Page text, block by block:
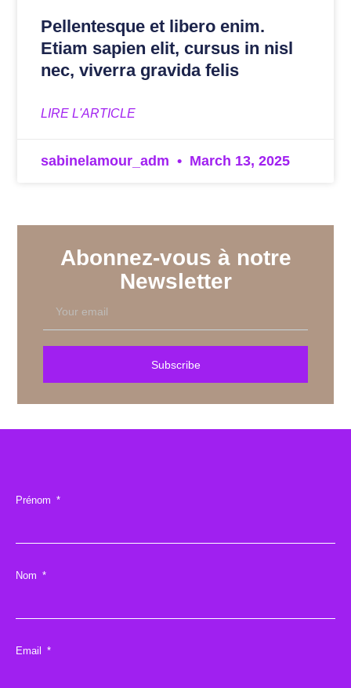
Pellentesque et libero enim.
Etiam sapien elit, cursus in nisl
nec, viverra gravida felis
LIRE L'ARTICLE
sabinelamour_adm March 13, 2025
Abonnez-vous à notre
Newsletter
Subscribe
Prénom
Nom
Email